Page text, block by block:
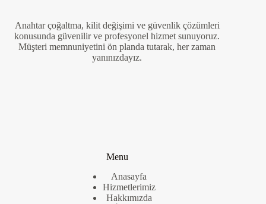
Anahtar çoğaltma, kilit değişimi ve güvenlik çözümleri
konusunda güvenilir ve profesyonel hizmet sunuyoruz.
Müşteri memnuniyetini ön planda tutarak, her zaman
yanınızdayız.
Menu
Anasayfa
Hizmetlerimiz
Hakkımızda